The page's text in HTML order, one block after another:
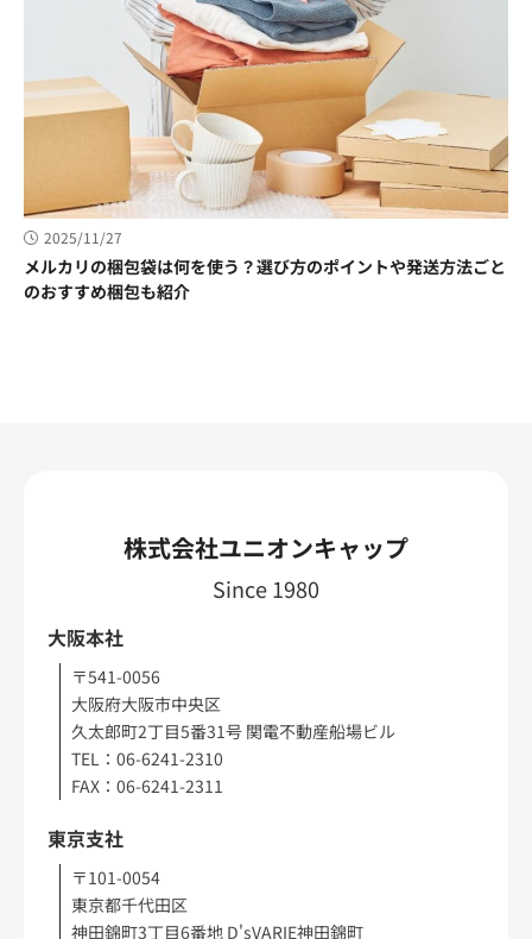
2025/11/27
メルカリの梱包袋は何を使う？選び方のポイントや発送方法ごと
のおすすめ梱包も紹介
株式会社ユニオンキャップ
Since 1980
大阪本社
〒541-0056
大阪府大阪市中央区
久太郎町2丁目5番31号 関電不動産船場ビル
TEL：06-6241-2310
FAX：06-6241-2311
東京支社
〒101-0054
東京都千代田区
神田錦町3丁目6番地 D'sVARIE神田錦町